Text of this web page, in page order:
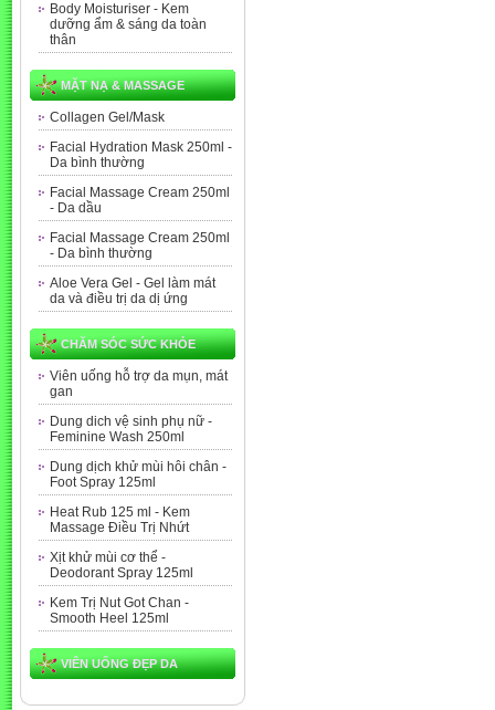
Body Moisturiser - Kem
dưỡng ẩm & sáng da toàn
thân
MẶT NẠ & MASSAGE
Collagen Gel/Mask
Facial Hydration Mask 250ml -
Da bình thường
Facial Massage Cream 250ml
- Da dầu
Facial Massage Cream 250ml
- Da bình thường
Aloe Vera Gel - Gel làm mát
da và điều trị da dị ứng
CHĂM SÓC SỨC KHỎE
Viên uống hỗ trợ da mụn, mát
gan
Dung dich vệ sinh phụ nữ -
Feminine Wash 250ml
Dung dịch khử mùi hôi chân -
Foot Spray 125ml
Heat Rub 125 ml - Kem
Massage Điều Trị Nhứt
Xịt khử mùi cơ thể -
Deodorant Spray 125ml
Kem Trị Nut Got Chan -
Smooth Heel 125ml
VIÊN UỐNG ĐẸP DA